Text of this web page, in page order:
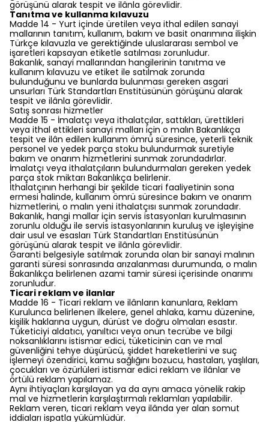
görüşünü alarak tespit ve ilânla görevlidir.
Tanıtma ve kullanma kılavuzu
Madde 14 - Yurt içinde üretilen veya ithal edilen sanayi
mallarının tanıtım, kullanım, bakım ve basit onarımına ilişkin
Türkçe kılavuzla ve gerektiğinde uluslararası sembol ve
işaretleri kapsayan etiketle satılması zorunludur.
Bakanlık, sanayi mallarından hangilerinin tanıtma ve
kullanım kılavuzu ve etiket ile satılmak zorunda
bulunduğunu ve bunlarda bulunması gereken asgari
unsurları Türk Standartları Enstitüsünün görüşünü alarak
tespit ve ilânla görevlidir.
Satış sonrası hizmetler
Madde 15 - İmalatçı veya ithalatçılar, sattıkları, ürettikleri
veya ithal ettikleri sanayi malları için o malın Bakanlıkça
tespit ve ilân edilen kullanım ömrü süresince, yeterli teknik
personel ve yedek parça stoku bulundurmak suretiyle
bakım ve onarım hizmetlerini sunmak zorundadırlar.
İmalatçı veya ithalatçıların bulundurmaları gereken yedek
parça stok miktarı Bakanlıkça belirlenir.
İthalatçının herhangi bir şekilde ticari faaliyetinin sona
ermesi halinde, kullanım ömrü süresince bakım ve onarım
hizmetlerini, o malın yeni ithalatçısı sunmak zorundadır.
Bakanlık, hangi mallar için servis istasyonları kurulmasının
zorunlu olduğu ile servis istasyonlarının kuruluş ve işleyişine
dair usul ve esasları Türk Standartları Enstitüsünün
görüşünü alarak tespit ve ilânla görevlidir.
Garanti belgesiyle satılmak zorunda olan bir sanayi malının
garanti süresi sonrasında arızalanması durumunda, o malın
Bakanlıkça belirlenen azami tamir süresi içerisinde onarımı
zorunludur.
Ticari reklam ve ilanlar
Madde 16 - Ticari reklam ve ilânların kanunlara, Reklam
Kurulunca belirlenen ilkelere, genel ahlaka, kamu düzenine,
kişilik haklarına uygun, dürüst ve doğru olmaları esastır.
Tüketiciyi aldatıcı, yanıltıcı veya onun tecrübe ve bilgi
noksanlıklarını istismar edici, tüketicinin can ve mal
güvenliğini tehye düşürücü, şiddet hareketlerini ve suç
işlemeyi özendirici, kamu sağlığını bozucu, hastaları, yaşlıları,
çocukları ve özürlüleri istismar edici reklam ve ilânlar ve
örtülü reklam yapılamaz.
Aynı ihtiyaçları karşılayan ya da aynı amaca yönelik rakip
mal ve hizmetlerin karşılaştırmalı reklamları yapılabilir.
Reklam veren, ticari reklam veya ilânda yer alan somut
iddiaları ispatla yükümlüdür.